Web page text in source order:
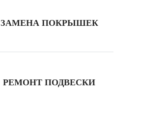
ЗАМЕНА ПОКРЫШЕК
РЕМОНТ ПОДВЕСКИ